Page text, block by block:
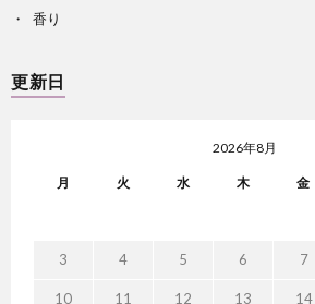
香り
更新日
2026年8月
月 火 水 木 金
3 4 5 6 7
10 11 12 13 14